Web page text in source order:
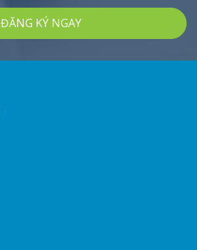
ĐĂNG KÝ NGAY